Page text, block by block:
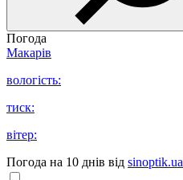
Погода
Макарів
вологість:
тиск:
вітер:
Погода на 10 днів від sinoptik.ua